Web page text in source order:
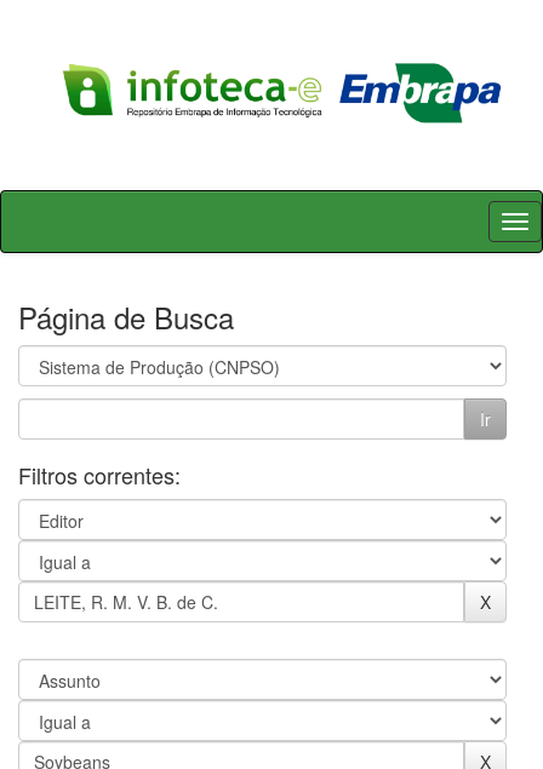
Skip
Página de Busca
Filtros correntes: